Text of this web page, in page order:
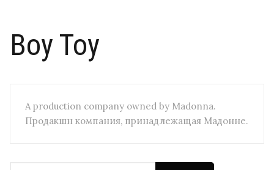
Boy Toy
A production company owned by Madonna.
Продакшн компания, принадлежащая Мадонне.